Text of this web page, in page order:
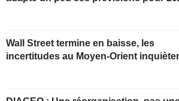
Wall Street termine en baisse, les
incertitudes au Moyen-Orient